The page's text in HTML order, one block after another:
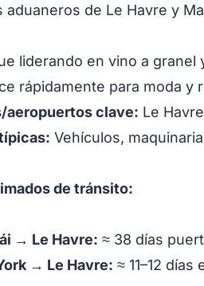
aduaneros de Le Havre y
liderando en vino a
rápidamente para moda y
aeropuertos clave: Le
Vehículos,
de tránsito:
→ Le Havre: ≈ 38 días
→ Le Havre: ≈ 11–12